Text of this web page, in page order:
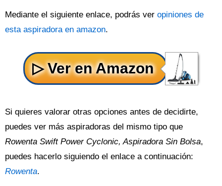
Mediante el siguiente enlace, podrás ver opiniones de
esta aspiradora en amazon.
Si quieres valorar otras opciones antes de decidirte,
puedes ver más aspiradoras del mismo tipo que
Rowenta Swift Power Cyclonic, Aspiradora Sin Bolsa,
puedes hacerlo siguiendo el enlace a continuación:
Rowenta.